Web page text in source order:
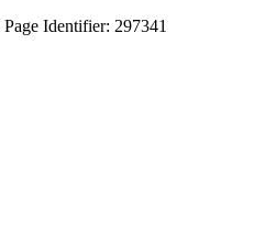
Page Identifier: 297341